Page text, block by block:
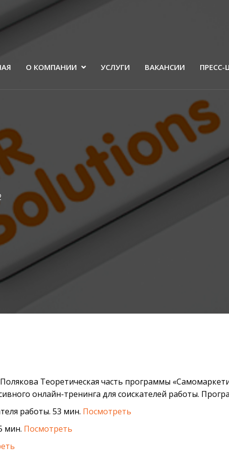
О КОМПАНИИ УСЛУГИ ВАКАНСИИ ПРЕСС-
Теоретическая часть программы
онлайн-тренинга для соискателей работы.
работы. 53 мин. Посмотреть
мин. Посмотреть